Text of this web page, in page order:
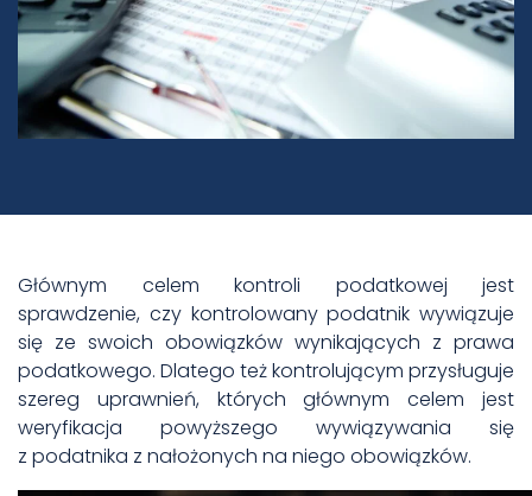
Głównym celem kontroli podatkowej jest
sprawdzenie, czy kontrolowany podatnik wywiązuje
się ze swoich obowiązków wynikających z prawa
podatkowego. Dlatego też kontrolującym przysługuje
szereg uprawnień, których głównym celem jest
weryfikacja powyższego wywiązywania się
z podatnika z nałożonych na niego obowiązków.